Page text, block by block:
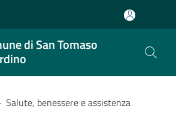
di San Tomaso
Salute, benessere e assistenza